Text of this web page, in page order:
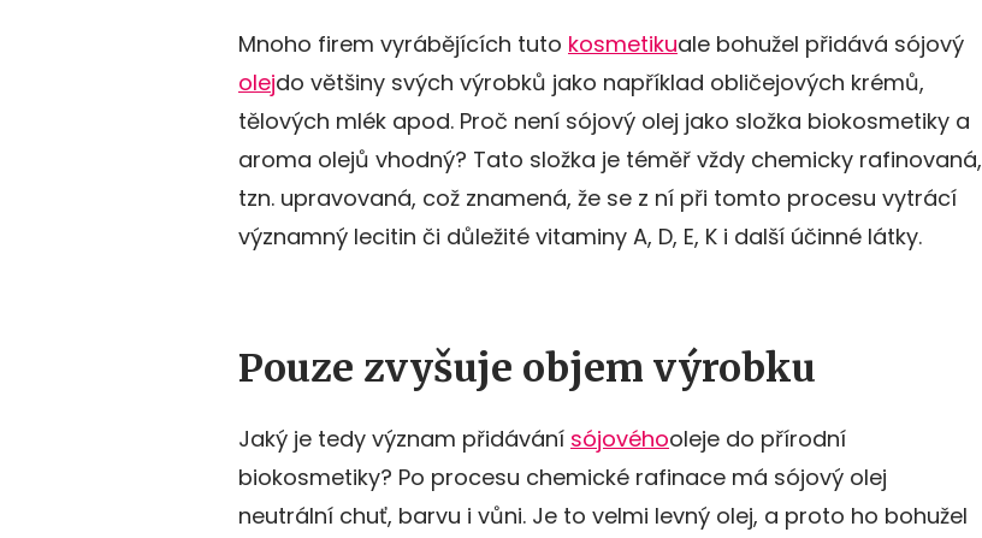
Mnoho firem vyrábějících tuto kosmetikuale bohužel přidává sójový
olejdo většiny svých výrobků jako například obličejových krémů,
tělových mlék apod. Proč není sójový olej jako složka biokosmetiky a
aroma olejů vhodný? Tato složka je téměř vždy chemicky rafinovaná,
tzn. upravovaná, což znamená, že se z ní při tomto procesu vytrácí
významný lecitin či důležité vitaminy A, D, E, K i další účinné látky.
Pouze zvyšuje objem výrobku
Jaký je tedy význam přidávání sójovéhooleje do přírodní
biokosmetiky? Po procesu chemické rafinace má sójový olej
neutrální chuť, barvu i vůni. Je to velmi levný olej, a proto ho bohužel